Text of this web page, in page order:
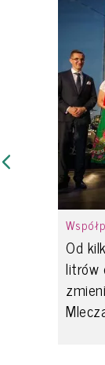
Od
litrów